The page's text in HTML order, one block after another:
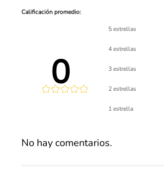
0
Calificación
promedio
5 estrellas
4 estrellas
3 estrellas
2 estrellas
1 estrella
No hay comentarios.